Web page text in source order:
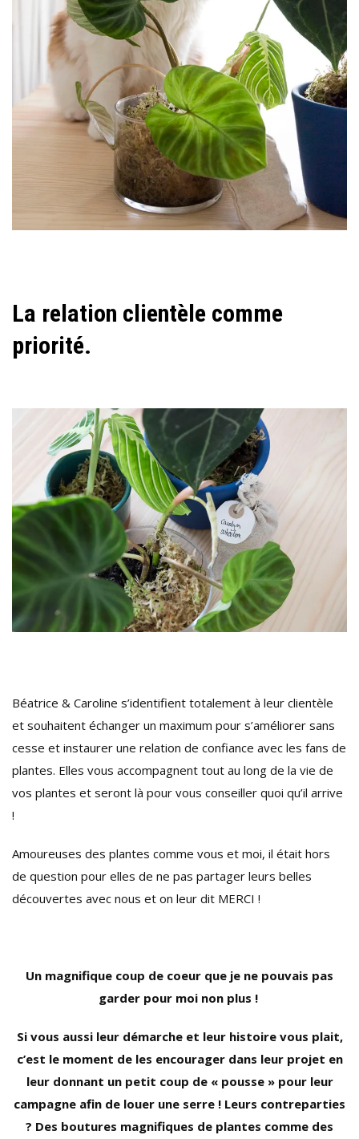
La relation clientèle comme
priorité.
Béatrice & Caroline s’identifient totalement à leur clientèle
et souhaitent échanger un maximum pour s’améliorer sans
cesse et instaurer une relation de confiance avec les fans de
plantes. Elles vous accompagnent tout au long de la vie de
vos plantes et seront là pour vous conseiller quoi qu’il arrive
!
Amoureuses des plantes comme vous et moi, il était hors
de question pour elles de ne pas partager leurs belles
découvertes avec nous et on leur dit MERCI !
Un magnifique coup de coeur que je ne pouvais pas
garder pour moi non plus !
Si vous aussi leur démarche et leur histoire vous plait,
c’est le moment de les encourager dans leur projet en
leur donnant un petit coup de « pousse » pour leur
campagne afin de louer une serre ! Leurs contreparties
? Des boutures magnifiques de plantes comme des